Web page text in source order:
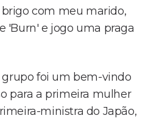
com meu marido,
'Burn' e jogo uma praga
grupo foi um bem-vindo
para a primeira mulher
ministra do Japão,